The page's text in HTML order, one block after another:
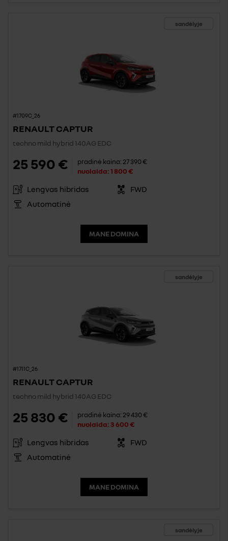
sandėlyje
#1709C_26
RENAULT CAPTUR
techno mild hybrid 140AG EDC
25 590 € pradinė kaina: 27 390 €
nuolaida: 1 800 €
Lengvas hibridas
FWD
Automatinė
MANE DOMINA
sandėlyje
#1711C_26
RENAULT CAPTUR
techno mild hybrid 140AG EDC
25 830 € pradinė kaina: 29 430 €
nuolaida: 3 600 €
Lengvas hibridas
FWD
Automatinė
MANE DOMINA
sandėlyje